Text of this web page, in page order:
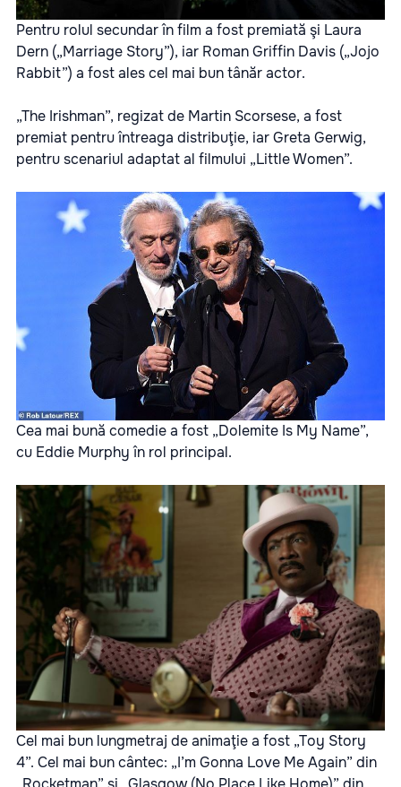
Pentru rolul secundar în film a fost premiată şi Laura
Dern („Marriage Story”), iar Roman Griffin Davis („Jojo
Rabbit”) a fost ales cel mai bun tânăr actor.
„The Irishman”, regizat de Martin Scorsese, a fost
premiat pentru întreaga distribuţie, iar Greta Gerwig,
pentru scenariul adaptat al filmului „Little Women”.
Cea mai bună comedie a fost „Dolemite Is My Name”,
cu Eddie Murphy în rol principal.
Cel mai bun lungmetraj de animaţie a fost „Toy Story
4”. Cel mai bun cântec: „I’m Gonna Love Me Again” din